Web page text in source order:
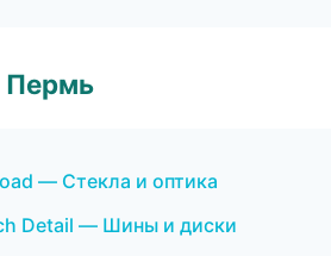
Пермь
— Стекла и оптика
Detail — Шины и диски